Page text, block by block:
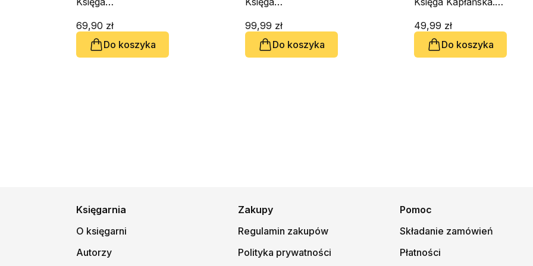
Prawa. Biblia
Aramejska tom 5
69,90 zł
Do koszyka
Prawa. Biblia
Aramejska tom 5
99,99 zł
Do koszyka
tom 3
49,99 zł
Do koszyka
Księgarnia
O księgarni
Autorzy
Zakupy
Regulamin zakupów
Polityka prywatności
Pomoc
Składanie zamówień
Płatności